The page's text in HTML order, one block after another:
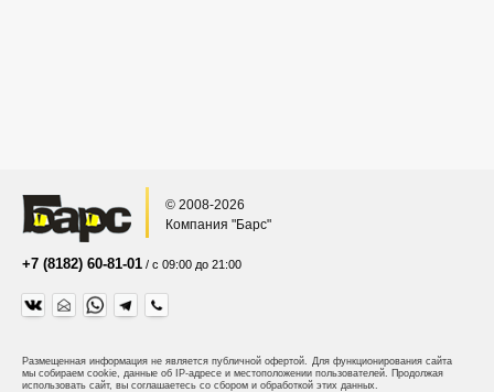
© 2008-2026
Компания "Барс"
+7 (8182) 60-81-01 / с 09:00 до 21:00
Размещенная информация не является публичной офертой. Для функционирования сайта
мы собираем cookie, данные об IP-адресе и местоположении пользователей. Продолжая
использовать сайт, вы соглашаетесь со сбором и обработкой этих данных.